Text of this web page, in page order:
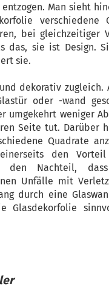
Man sieht
verschiedene
bei gleichzeitiger
das, sie ist Design.
sie.
dekorativ
oder -wand
umgekehrt weniger
Seite tut. Darüber
Quadrate
den Vorteil
den Nachteil,
Unfälle mit
durch eine
Glasdekorfolie